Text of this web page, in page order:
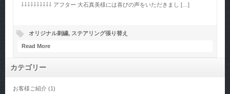
⇩⇩⇩⇩⇩⇩⇩⇩⇩⇩ アフター 大石真美様には喜びの声をいただきまし […]
オリジナル刺繍, ステアリング張り替え
Read More
カテゴリー
お客様ご紹介 (1)